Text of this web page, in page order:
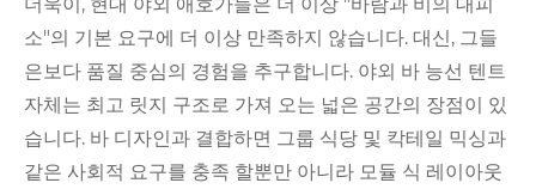
소"의 기본 요구에 더 이상 만족하지 않습니다. 대신, 그들
은보다 품질 중심의 경험을 추구합니다. 야외 바 능선 텐트
자체는 최고 릿지 구조로 가져 오는 넓은 공간의 장점이 있
습니다. 바 디자인과 결합하면 그룹 식당 및 칵테일 믹싱과
같은 사회적 요구를 충족 할뿐만 아니라 모듈 식 레이아웃